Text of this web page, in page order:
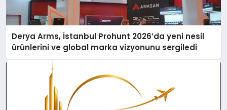
Derya Arms, İstanbul Prohunt 2026’da yeni nesil
ürünlerini ve global marka vizyonunu sergiledi